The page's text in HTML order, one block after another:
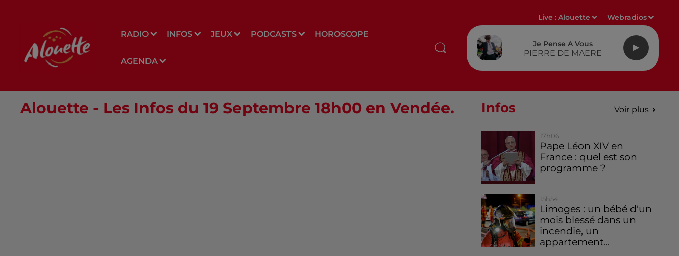
RADIO INFOS JEUX PODCASTS HOROSCOPE
AGENDA
Live :Alouette Webradios
Je Pense A Vous
PIERRE DE MAERE
Alouette - Les Infos du 19 Septembre 18h00 en Vendée. Infos Voir plus
17h06
Pape Léon XIV en
France : quel est son
programme ?
15h54
Limoges : un bébé d'un
mois blessé dans un
incendie, un
appartement...